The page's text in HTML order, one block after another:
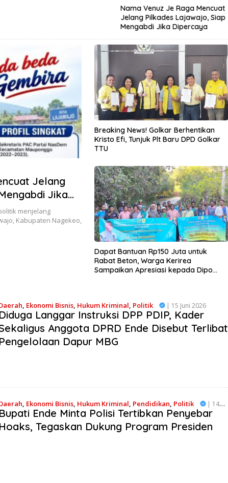
Nama Venuz Je Raga Mencuat
Jelang Pilkades Lajawajo, Siap
Mengabdi Jika Dipercaya
Jelang
Jika
menjelang
Kabupaten Nagekeo,
Breaking News! Golkar Berhentikan
Kristo Efi, Tunjuk Plt Baru DPD Golkar
TTU
Dapat Bantuan Rp150 Juta untuk
Rabat Beton, Warga Kerirea
Sampaikan Apresiasi kepada Dipo
, Ekonomi Bisnis, Hukum Kriminal, Politik | 15 Juni 2026
Diduga Langgar Instruksi DPP PDIP, Kader
Anggota DPRD Ende Disebut Terlibat
Pengelolaan Dapur MBG
, Ekonomi Bisnis, Hukum Kriminal, Pendidikan, Politik
| 14
Juni 2026
Bupati Ende Minta Polisi Tertibkan Penyebar
Hoaks, Tegaskan Dukung Program Presiden